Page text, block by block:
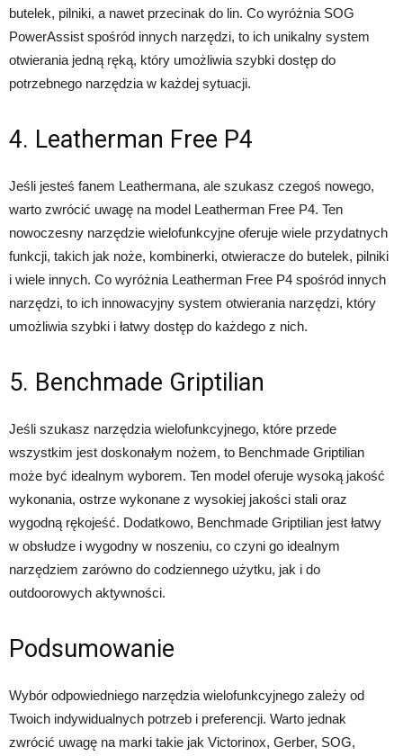
butelek, pilniki, a nawet przecinak do lin. Co wyróżnia SOG
PowerAssist spośród innych narzędzi, to ich unikalny system
otwierania jedną ręką, który umożliwia szybki dostęp do
potrzebnego narzędzia w każdej sytuacji.
4. Leatherman Free P4
Jeśli jesteś fanem Leathermana, ale szukasz czegoś nowego,
warto zwrócić uwagę na model Leatherman Free P4. Ten
nowoczesny narzędzie wielofunkcyjne oferuje wiele przydatnych
funkcji, takich jak noże, kombinerki, otwieracze do butelek, pilniki
i wiele innych. Co wyróżnia Leatherman Free P4 spośród innych
narzędzi, to ich innowacyjny system otwierania narzędzi, który
umożliwia szybki i łatwy dostęp do każdego z nich.
5. Benchmade Griptilian
Jeśli szukasz narzędzia wielofunkcyjnego, które przede
wszystkim jest doskonałym nożem, to Benchmade Griptilian
może być idealnym wyborem. Ten model oferuje wysoką jakość
wykonania, ostrze wykonane z wysokiej jakości stali oraz
wygodną rękojeść. Dodatkowo, Benchmade Griptilian jest łatwy
w obsłudze i wygodny w noszeniu, co czyni go idealnym
narzędziem zarówno do codziennego użytku, jak i do
outdoorowych aktywności.
Podsumowanie
Wybór odpowiedniego narzędzia wielofunkcyjnego zależy od
Twoich indywidualnych potrzeb i preferencji. Warto jednak
zwrócić uwagę na marki takie jak Victorinox, Gerber, SOG,